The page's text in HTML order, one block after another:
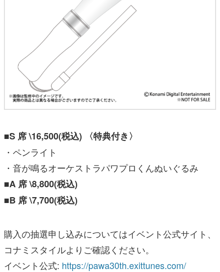
■S 席 \16,500(税込) 〈特典付き〉
・ペンライト
・音が鳴るオーケストラパワプロくんぬいぐるみ
■A 席 \8,800(税込)
■B 席 \7,700(税込)
購入の抽選申し込みについてはイベント公式サイト、
コナミスタイルよりご確認ください。
イベント公式: https://pawa30th.exittunes.com/